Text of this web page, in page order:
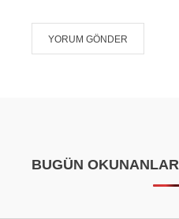
BUGÜN OKUNANLAR